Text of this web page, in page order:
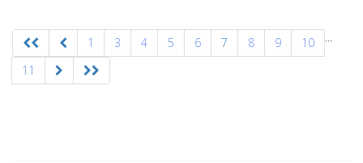
1 ...
3 4 5 6 7 8 9
10
11